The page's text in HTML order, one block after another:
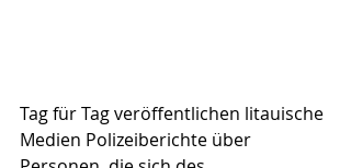
Tag für Tag veröffentlichen litauische
Medien Polizeiberichte über